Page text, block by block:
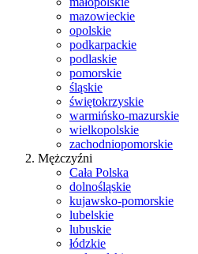
mazowieckie
opolskie
podkarpackie
podlaskie
pomorskie
śląskie
świętokrzyskie
warmińsko-mazurskie
wielkopolskie
zachodniopomorskie
Mężczyźni
Cała Polska
dolnośląskie
kujawsko-pomorskie
lubelskie
lubuskie
łódzkie